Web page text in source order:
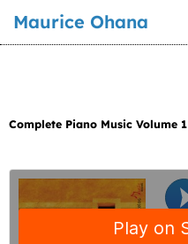
Maurice Ohana
Complete Piano Music Volume 1